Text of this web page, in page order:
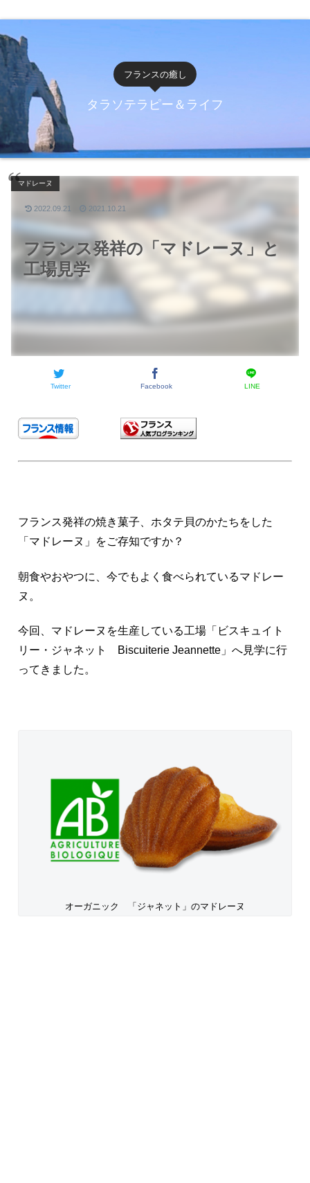
フランスの癒し
タラソテラピー＆ライフ
フランス発祥の「マドレーヌ」と
工場見学
マドレーヌ
Twitter Facebook LINE
2022.09.21 2021.10.21
フランス発祥の焼き菓子、 ホタテ貝のかたちをした
「マドレーヌ」をご存知ですか？
朝食やおやつに、今でもよく食べられているマドレー
ヌ。
今回、マドレーヌを生産している工場「ビスキュイト
リー・ジャネット Biscuiterie Jeannette」へ見学に行
ってきました。
オーガニック 「ジャネット」のマドレーヌ